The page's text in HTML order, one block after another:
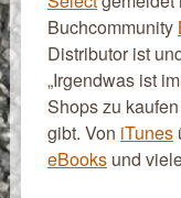
Buchcommunity
Distributor ist
„Irgendwas ist
Shops zu
gibt. Von iTunes
eBooksund